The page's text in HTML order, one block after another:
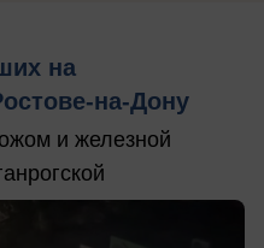
на
на-Дону
и железной